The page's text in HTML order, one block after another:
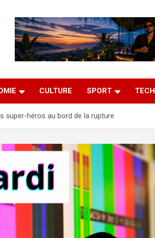
CULTURE SPORT TECH
super-héros au bord de la rupture